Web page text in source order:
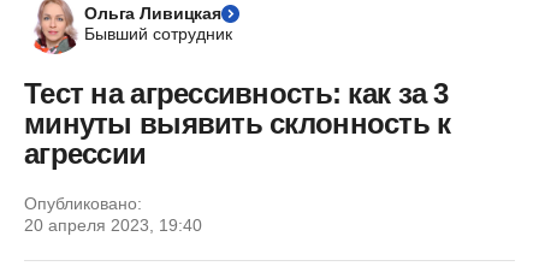
Ольга Ливицкая
Бывший сотрудник
Тест на агрессивность: как за 3
минуты выявить склонность к
агрессии
Опубликовано:
20 апреля 2023, 19:40